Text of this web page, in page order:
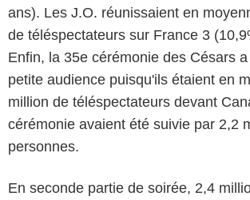
ans). Les J.O. réunissaient en
de téléspectateurs sur France 3
Enfin, la 35e cérémonie des Césars
petite audience puisqu'ils étaient en
million de téléspectateurs devant
cérémonie avaient été suivie par 2,2
personnes.
En seconde partie de soirée, 2,4